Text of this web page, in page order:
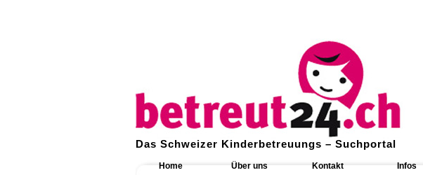
Das Schweizer Kinderbetreuungs – Suchportal
Home Über uns Kontakt Infos